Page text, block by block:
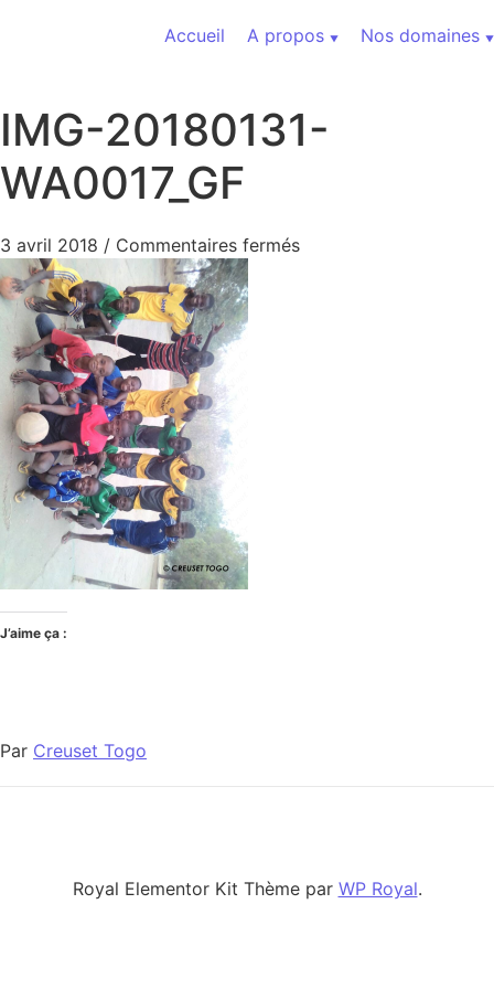
Accueil
A propos Nos domaines
IMG-20180131-
WA0017_GF
3 avril 2018 / Commentaires ferméssur IMG-20180131-
J’aime ça :
Par Creuset Togo
Royal Elementor Kit Thème par WP Royal.